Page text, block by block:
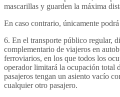
mascarillas y guarden la máxima
En caso contrario, únicamente
6. En el transporte público regular,
complementario de viajeros en
ferroviarios, en los que todos los
operador limitará la ocupación total
pasajeros tengan un asiento vacío
cualquier otro pasajero.